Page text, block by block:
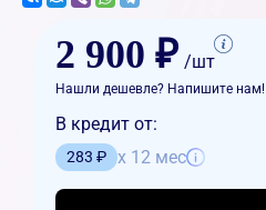
2 900 ₽ /шт
Нашли дешевле? Напишите нам!
В кредит от:
283 ₽ x 12 мес